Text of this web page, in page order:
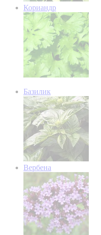
Кориандр
Базилик
Вербена